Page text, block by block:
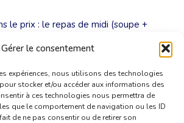
Gérer le consentement
expériences, nous utilisons des technologies
stocker et/ou accéder aux informations des
à ces technologies nous permettra de
que le comportement de navigation ou les ID
de ne pas consentir ou de retirer son
le prix : le repas de midi (soupe +
toute la journée.